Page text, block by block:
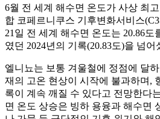
6월 전 세계 해수면 온도가 사상 최
합 코페르니쿠스 기후변화서비스
21일 전 세계 해수면 온도는 20.86도
였던 2024년의 기록(20.83도)을 넘어
엘니뇨는 보통 겨울철에 정점에 달
재의 고온 현상이 시작에 불과하며,
록이 계속 깨질 수 있다고 전망한다
면 온도 상승은 빙하 용융과 해수면